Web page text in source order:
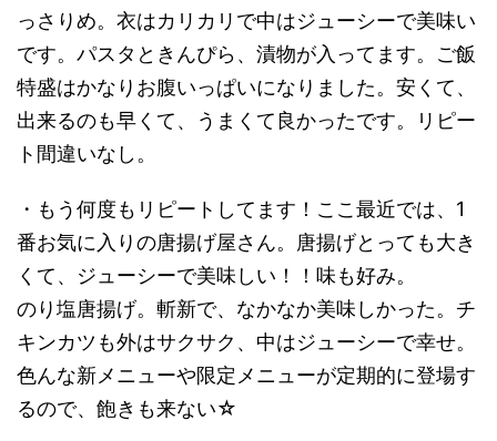
っさりめ。衣はカリカリで中はジューシーで美味い
です。 パスタときんぴら、漬物が入ってます。ご飯
特盛はかなりお腹いっぱいになりました。 安くて、
出来るのも早くて、うまくて良かったです。リピー
ト間違いなし。
・もう何度もリピートしてます！ここ最近では、 1
番お気に入りの唐揚げ屋さん。 唐揚げとっても大き
くて、ジューシーで美味しい！！味も好み。
のり塩唐揚げ。斬新で、なかなか美味しかった。チ
キンカツも外はサクサク、中はジューシーで幸せ。
色んな新メニューや限定メニューが定期的に登場す
るので、飽きも来ない☆